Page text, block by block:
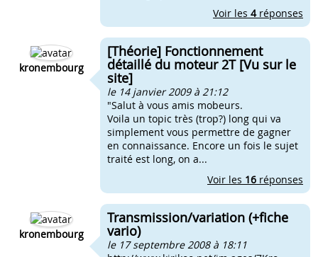
Voir les 4réponses
kronembourg
[Théorie] Fonctionnement
détaillé du moteur 2T [Vu sur le
site]
le 14 janvier 2009 à 21:12
"Salut à vous amis mobeurs.
Voila un topic très (trop?) long qui va
simplement vous permettre de gagner
en connaissance. Encore un fois le sujet
traité est long, on a...
Voir les 16 réponses
kronembourg
Transmission/variation (+fiche
vario)
le 17 septembre 2008 à 18:11